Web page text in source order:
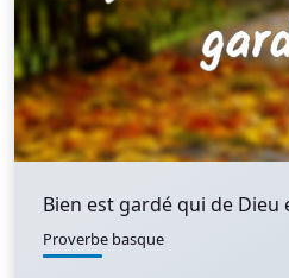
Bien est gardé qui de Dieu
Proverbe basque